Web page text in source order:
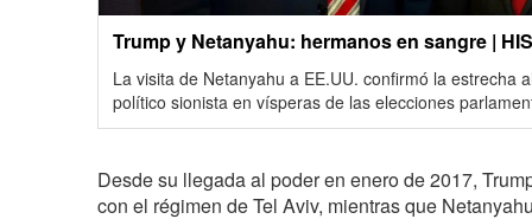
Trump y Netanyahu: hermanos en sangre |
La visita de Netanyahu a EE.UU. confirmó la estrecha
político sionista en vísperas de las elecciones
Desde su llegada al poder en enero de 2017,
con el régimen de Tel Aviv, mientras que